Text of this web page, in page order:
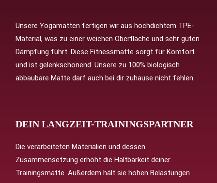
Unsere Yogamatten fertigen wir aus hochdichtem TPE-
Material, was zu einer weichen Oberfläche und sehr guten
Dämpfung führt. Diese Fitnessmatte sorgt für Komfort
und ist gelenkschonend. Unsere zu 100% biologisch
abbaubare Matte darf auch bei dir zuhause nicht fehlen.
DEIN LANGZEIT-TRAININGSPARTNER
Die verarbeiteten Materialien und dessen
Zusammensetzung erhöht die Haltbarkeit deiner
Trainingsmatte. Außerdem hält sie hohen Belastungen